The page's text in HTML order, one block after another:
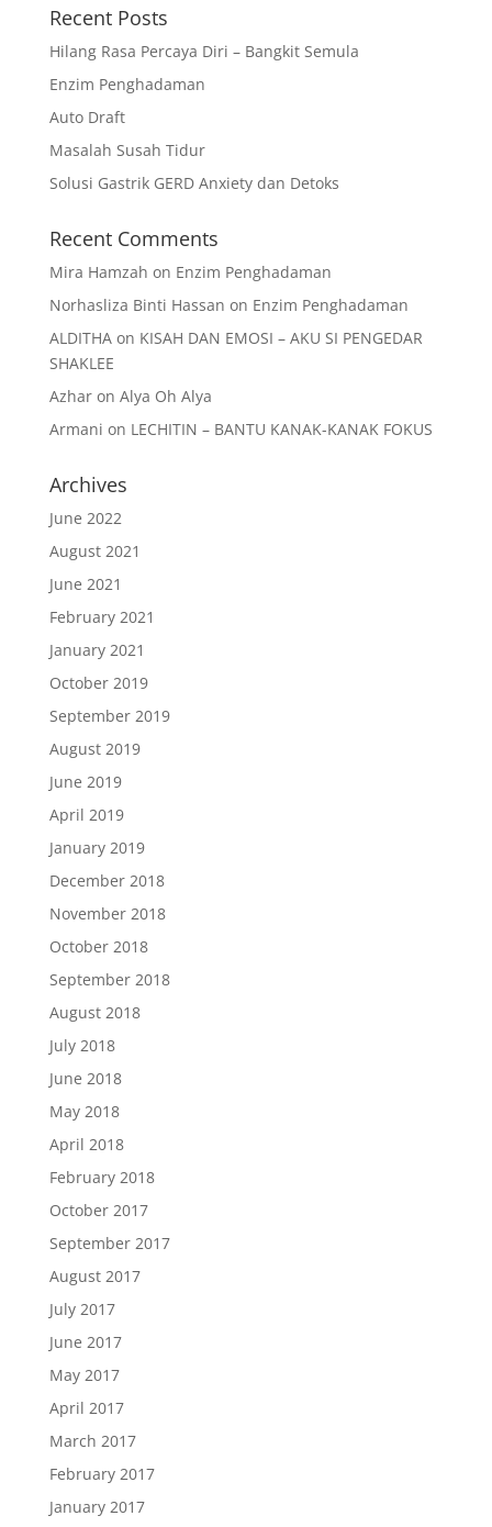
Recent Posts
Hilang Rasa Percaya Diri – Bangkit Semula
Enzim Penghadaman
Auto Draft
Masalah Susah Tidur
Solusi Gastrik GERD Anxiety dan Detoks
Recent Comments
Mira Hamzah on Enzim Penghadaman
Norhasliza Binti Hassan on Enzim Penghadaman
ALDITHAon KISAH DAN EMOSI – AKU SI PENGEDAR
SHAKLEE
Azharon Alya Oh Alya
Armani on LECHITIN – BANTU KANAK-KANAK FOKUS
Archives
June 2022
August 2021
June 2021
February 2021
January 2021
October 2019
September 2019
August 2019
June 2019
April 2019
January 2019
December 2018
November 2018
October 2018
September 2018
August 2018
July 2018
June 2018
May 2018
April 2018
February 2018
October 2017
September 2017
August 2017
July 2017
June 2017
May 2017
April 2017
March 2017
February 2017
January 2017